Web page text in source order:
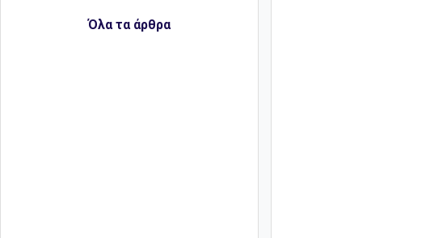
Όλα τα άρθρα